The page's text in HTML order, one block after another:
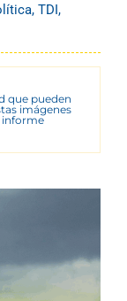
, TDI,
que pueden
imágenes
informe